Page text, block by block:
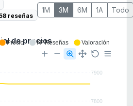
reseñas
1M 3M 6M 1A Todo
de precios
7900
7800
Precio Nº Reseñas Valoración